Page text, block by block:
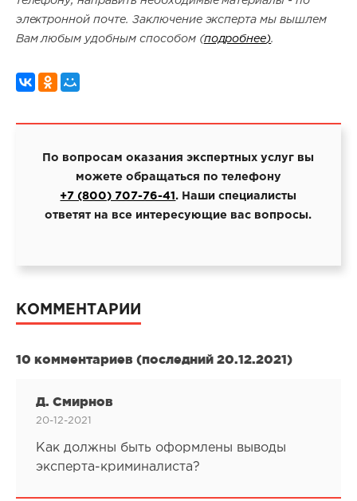
электронной почте. Заключение эксперта мы вышлем
Вам любым удобным способом (подробнее).
По вопросам оказания экспертных услуг вы
можете обращаться по телефону
+7 (800) 707-76-41. Наши специалисты
ответят на все интересующие вас вопросы.
КОММЕНТАРИИ
10 комментариев (последний 20.12.2021)
Д. Смирнов
20-12-2021
Как должны быть оформлены выводы
эксперта-криминалиста?